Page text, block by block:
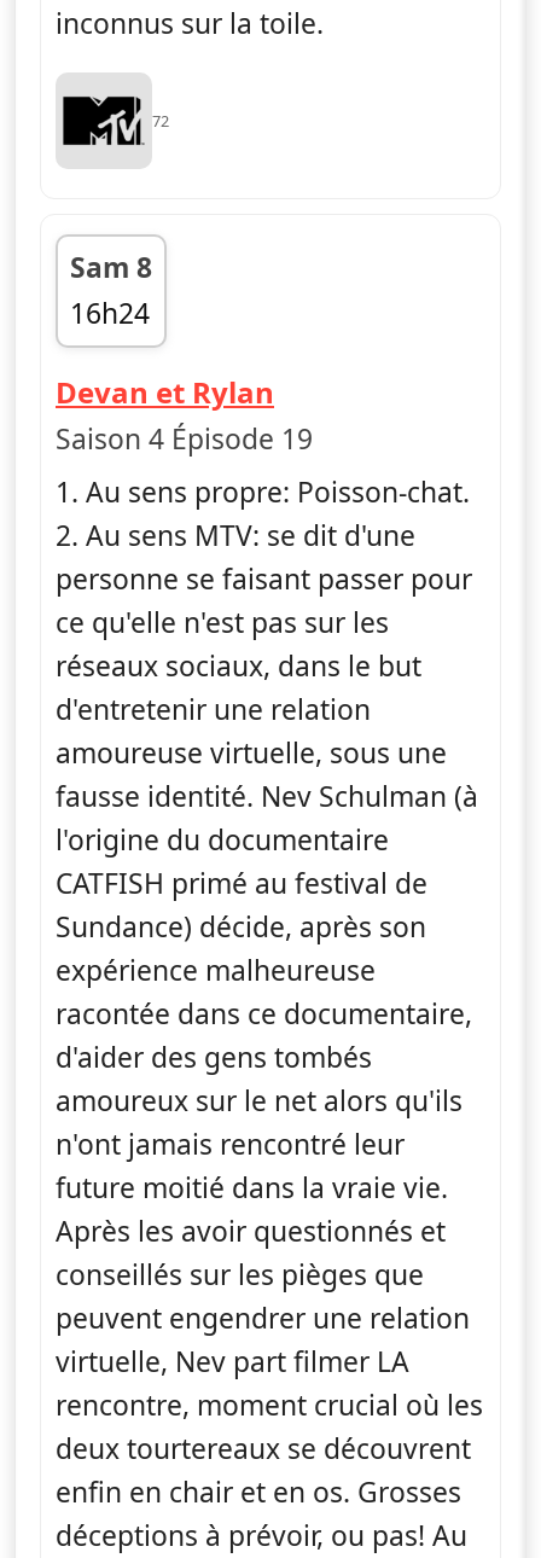
inconnus sur la toile.
72
Sam 8
16h24
fin 17h07
Devan et Rylan
Saison 4 Épisode 19
1. Au sens propre: Poisson-chat.
2. Au sens MTV: se dit d'une
personne se faisant passer pour
ce qu'elle n'est pas sur les
réseaux sociaux, dans le but
d'entretenir une relation
amoureuse virtuelle, sous une
fausse identité. Nev Schulman (à
l'origine du documentaire
CATFISH primé au festival de
Sundance) décide, après son
expérience malheureuse
racontée dans ce documentaire,
d'aider des gens tombés
amoureux sur le net alors qu'ils
n'ont jamais rencontré leur
future moitié dans la vraie vie.
Après les avoir questionnés et
conseillés sur les pièges que
peuvent engendrer une relation
virtuelle, Nev part filmer LA
rencontre, moment crucial où les
deux tourtereaux se découvrent
enfin en chair et en os. Grosses
déceptions à prévoir, ou pas! Au